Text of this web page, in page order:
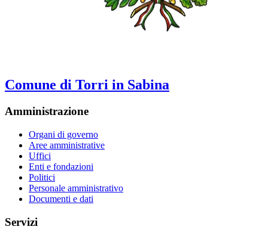
Comune di Torri in Sabina
Amministrazione
Organi di governo
Aree amministrative
Uffici
Enti e fondazioni
Politici
Personale amministrativo
Documenti e dati
Servizi